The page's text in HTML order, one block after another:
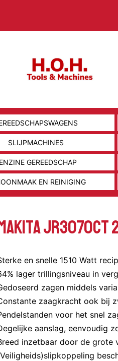
SLIJPMACHINES
GEREEDSCHAP
EN REINIGING
JR3070CT
en snelle 1510 Watt
lager trillingsniveau in
zagen middels
zaagkracht ook bij
voor het snel
aanslag, eenvoudig
inzetbaar door de grote